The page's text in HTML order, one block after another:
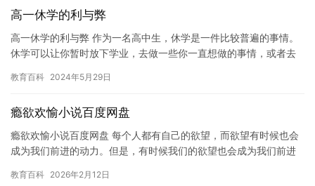
高一休学的利与弊
高一休学的利与弊 作为一名高中生，休学是一件比较普遍的事情。
休学可以让你暂时放下学业，去做一些你一直想做的事情，或者去
认真…
教育百科 2024年5月29日
瘾欲欢愉小说百度网盘
瘾欲欢愉小说百度网盘 每个人都有自己的欲望，而欲望有时候也会
成为我们前进的动力。但是，有时候我们的欲望也会成为我们前进
些行…
教育百科 2026年2月12日